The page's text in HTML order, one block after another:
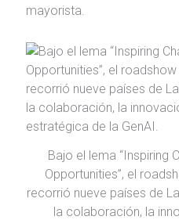
mayorista.
Bajo el lema “Inspiring
Opportunities”, el
recorrió nueve países de
la colaboración, la